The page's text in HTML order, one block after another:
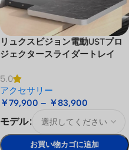
リュクスビジョン電動USTプロ
ジェクタースライダートレイ
5.0
アクセサリー
￥79,900 – ￥83,900
モデル
お買い物カゴに追加